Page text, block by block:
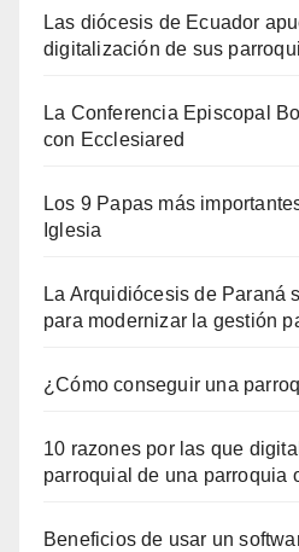
Las diócesis de Ecuador
digitalización de sus
La Conferencia Episcopal
con Ecclesiared
Los 9 Papas más
Iglesia
La Arquidiócesis de Paraná
para modernizar la gestión
¿Cómo conseguir una
10 razones por las que
parroquial de una parroquia
Beneficios de usar un